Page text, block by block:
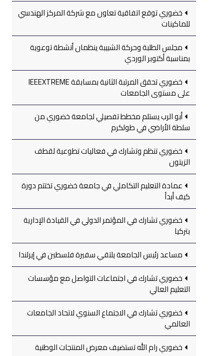
خضوري توقع اتفاقية تعاون مع شركة المركز الهندسي
للماكينات
مجلس الطلبة وحركة الشبيبة ينظمان أنشطة توعوية
بمناسبة أكتوبر الوردي
خضوري تحقق المرتبة الثانية بمسابقة IEEEXTREME
على مستوى الجامعات
أبو الرب يستلم مخطط تفصيلي لجامعة خضوري من
سلطة الأراضي في طولكرم
خضوري تنظم وتشارك في فعاليات تطوعية لقطف
الزيتون
عمادة التعليم التكاملي في جامعة خضوري تختتم دورة
كيف أبدأ
خضوري تشارك في المؤتمر الدولي في القيادة الإدارية
بتركيا
مساعد رئيس الجامعة يلتقي سفيرة فلسطين في إيرلندا
خضوري تشارك في اجتماعات التواصل مع مؤسسات
التعليم العالي
خضوري تشارك في الاجتماع السنوي لاتحاد الجامعات
العالمي
خضوري رام الله تستضيف معرض المنتجات الوطنية